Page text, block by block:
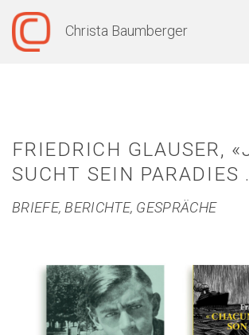
Christa Baumberger
Forschung
Ausstellungen
Auftritte
Kontakt
FRIEDRICH GLAUSER,
SUCHT SEIN PARADIES
BRIEFE, BERICHTE, GESPRÄCHE